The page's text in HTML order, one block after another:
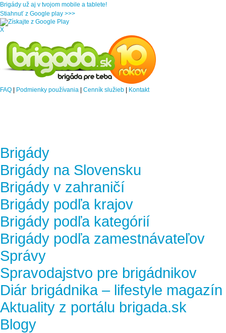
Brigády už aj v tvojom mobile a tablete!
Stiahnuť z Google play >>>
X
FAQ Podmienky používania Cenník služieb Kontakt
Brigády
Brigády na Slovensku
Brigády v zahraničí
Brigády podľa krajov
Brigády podľa kategórií
Brigády podľa zamestnávateľov
Správy
Spravodajstvo pre brigádnikov
Diár brigádnika – lifestyle magazín
Aktuality z portálu brigada.sk
Blogy